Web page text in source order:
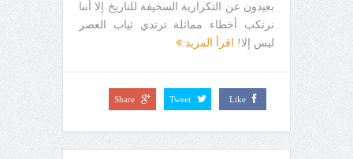
بعيدون عن التكرارية السخيفة للتاريخ إلا أننا
نرتكب أخطاء مماثلة ترتدي ثياب العصر
ليس إلا!
اقرأ المزيد
Like
Tweet
Share